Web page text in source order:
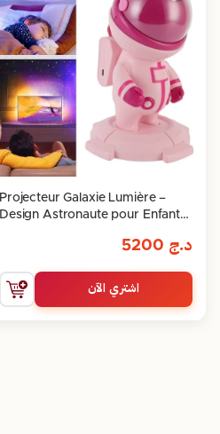
Projecteur Galaxie Lumière –
Design Astronaute pour Enfants
د.ج
اشتري الآن